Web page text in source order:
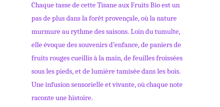
Chaque tasse de cette Tisane aux Fruits Bio est un
pas de plus dans la forêt provençale, où la nature
murmure au rythme des saisons. Loin du tumulte,
elle évoque des souvenirs d’enfance, de paniers de
fruits rouges cueillis à la main, de feuilles froissées
sous les pieds, et de lumière tamisée dans les bois.
Une infusion sensorielle et vivante, où chaque note
raconte une histoire.